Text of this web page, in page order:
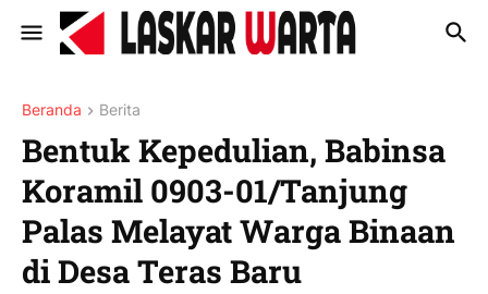
Beranda Berita
‎Bentuk Kepedulian, Babinsa
Koramil 0903-01/Tanjung
Palas Melayat Warga Binaan
di Desa Teras Baru ‎